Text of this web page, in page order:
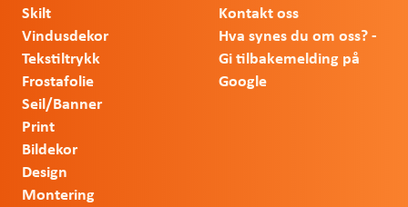
Skilt
Vindusdekor
Tekstiltrykk
Frostafolie
Seil/Banner
Print
Bildekor
Design
Montering
Kontakt oss
Hva synes du om oss? -
Gi tilbakemelding på
Google